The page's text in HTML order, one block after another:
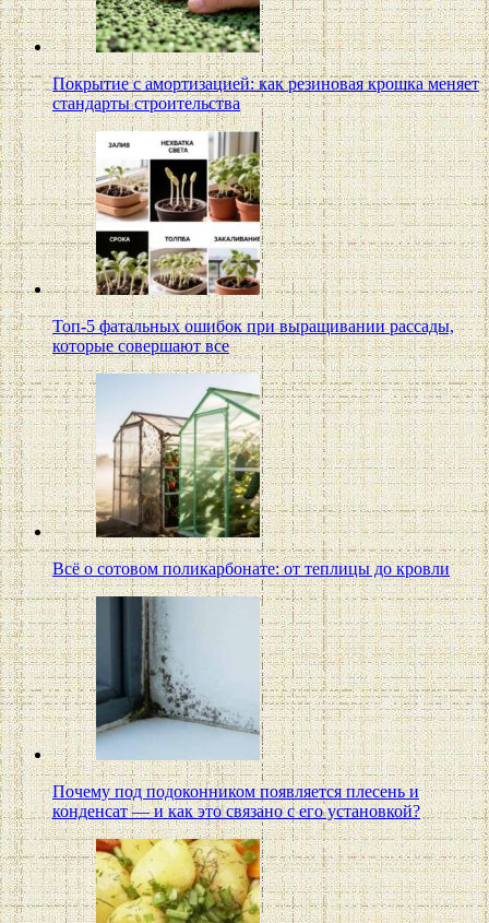
Покрытие с амортизацией: как резиновая крошка меняет
стандарты строительства
Топ-5 фатальных ошибок при выращивании рассады,
которые совершают все
Всё о сотовом поликарбонате: от теплицы до кровли
Почему под подоконником появляется плесень и
конденсат — и как это связано с его установкой?